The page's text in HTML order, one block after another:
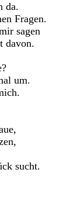
da.
Fragen.
sagen
davon.
um.
sucht.